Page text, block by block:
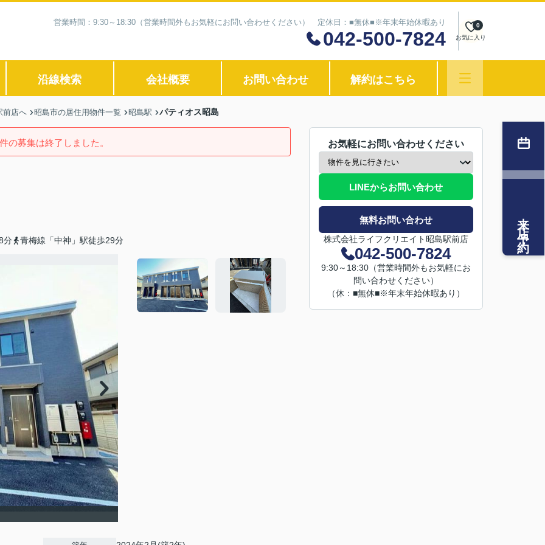
営業時間：9:30～18:30（営業時間外もお気軽にお問い合わせください） 定休日：■無休■※年末年始休暇あり
042-500-7824 お気に入り
0
沿線検索 会社概要 お問い合わせ 解約はこちら
前店へ 昭島市の居住用物件一覧 昭島駅 パティオス昭島
の募集は終了しました。
分 青梅線「中神」駅徒歩29分
お気軽にお問い合わせください
LINEからお問い合わせ
無料お問い合わせ
株式会社ライフクリエイト昭島駅前店
042-500-7824
9:30～18:30（営業時間外もお気軽にお
問い合わせください）
（休：■無休■※年末年始休暇あり）
来店予約